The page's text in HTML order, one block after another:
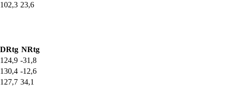
102,3 23,6
DRtg NRtg
124,9 -31,8
130,4 -12,6
127,7 34,1